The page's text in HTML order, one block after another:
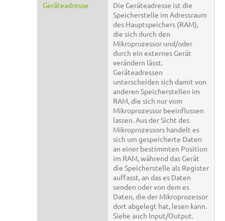
Geräteadresse
Die Geräteadresse ist die
Speicherstelle im Adressraum
des Hauptspeichers (RAM),
die sich durch den
Mikroprozessor und/oder
durch ein externes Gerät
verändern lässt.
Geräteadressen
unterscheiden sich damit von
anderen Speicherstellen im
RAM, die sich nur vom
Mikroprozessor beeinflussen
lassen. Aus der Sicht des
Mikroprozessors handelt es
sich um gespeicherte Daten
an einer bestimmten Position
im RAM, während das Gerät
die Speicherstelle als Register
auffasst, an das es Daten
senden oder von dem es
Daten, die der Mikroprozessor
dort abgelegt hat, lesen kann.
Siehe auch Input/Output.